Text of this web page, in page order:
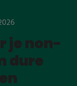
je non-
dure